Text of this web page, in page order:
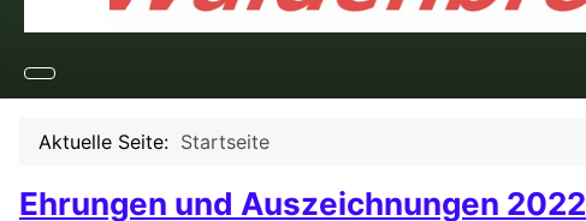
Aktuelle Seite: Startseite
Ehrungen und Auszeichnungen 2022